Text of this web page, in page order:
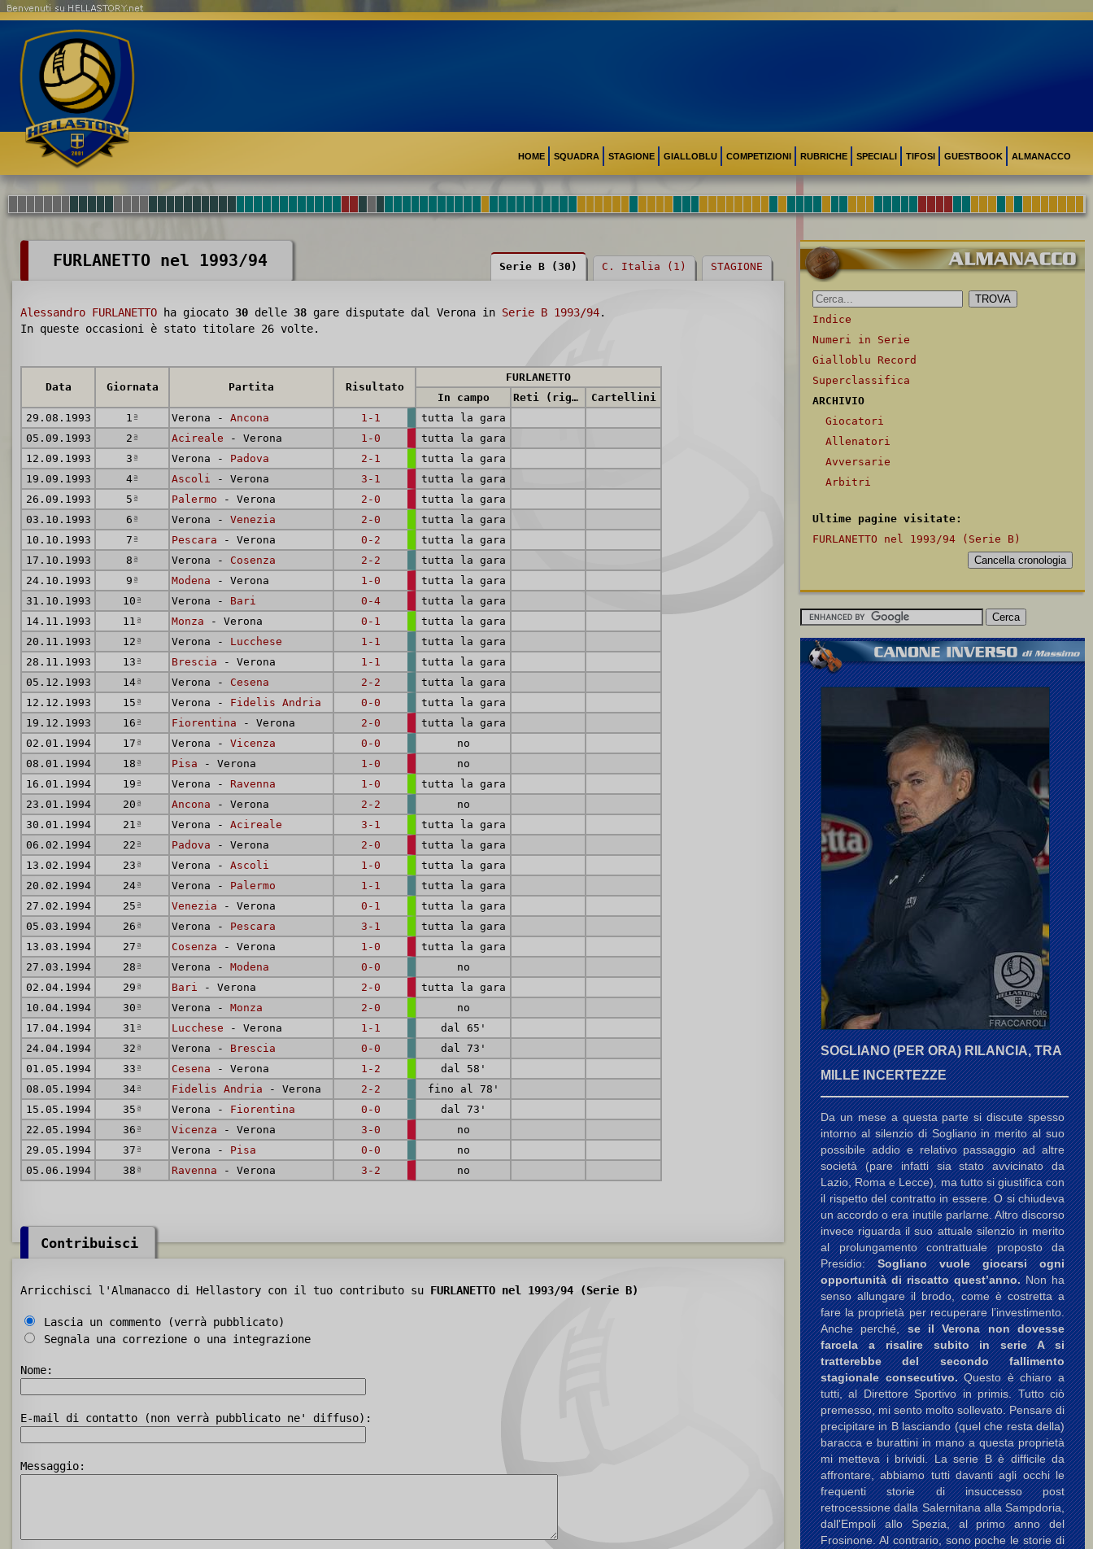
HOME SQUADRA STAGIONE GIALLOBLU COMPETIZIONI RUBRICHE SPECIALI TIFOSI GUESTBOOK ALMANACCO
Benvenuti su HELLASTORY.net
FURLANETTO nel 1993/94 Serie B (30) C. Italia (1) STAGIONE
Alessandro FURLANETTO ha giocato 30 delle 38 gare disputate dal Verona in Serie B 1993/94.
In queste occasioni è stato titolare 26 volte.
Data Giornata Partita Risultato
FURLANETTO
In campo
Reti (rig.)
Cartellini
29.08.1993
1 ª Verona - Ancona 1-1
tutta la gara
05.09.1993
2 ª Acireale - Verona 1-0
tutta la gara
12.09.1993
3 ª Verona - Padova 2-1
tutta la gara
19.09.1993
4ª Ascoli - Verona 3-1
tutta la gara
26.09.1993
5 ª Palermo - Verona 2-0
tutta la gara
03.10.1993
6 ª Verona - Venezia 2-0
tutta la gara
10.10.1993
7 ª Pescara - Verona 0-2
tutta la gara
17.10.1993
8 ª Verona - Cosenza 2-2
tutta la gara
24.10.1993
9 ª Modena - Verona 1-0
tutta la gara
31.10.1993
10 ª Verona - Bari 0-4
tutta la gara
14.11.1993
11 ª Monza - Verona 0-1
tutta la gara
20.11.1993
12 ª Verona - Lucchese 1-1
tutta la gara
28.11.1993
13 ª Brescia - Verona 1-1
tutta la gara
05.12.1993
14ª Verona - Cesena 2-2
tutta la gara
12.12.1993
15 ª Verona - Fidelis Andria 0-0
tutta la gara
19.12.1993
16 ª Fiorentina - Verona 2-0
tutta la gara
02.01.1994
17 ª Verona - Vicenza 0-0
no
08.01.1994
18 ª Pisa - Verona 1-0
no
16.01.1994
19 ª Verona - Ravenna 1-0
tutta la gara
23.01.1994
20 ª Ancona - Verona 2-2
no
30.01.1994
21 ª Verona - Acireale 3-1
tutta la gara
06.02.1994
22 ª Padova - Verona 2-0
tutta la gara
13.02.1994
23 ª Verona - Ascoli 1-0
tutta la gara
20.02.1994
24ª Verona - Palermo 1-1
tutta la gara
27.02.1994
25 ª Venezia - Verona 0-1
tutta la gara
05.03.1994
26 ª Verona - Pescara 3-1
tutta la gara
13.03.1994
27 ª Cosenza - Verona 1-0
tutta la gara
27.03.1994
28 ª Verona - Modena 0-0
no
02.04.1994
29 ª Bari - Verona 2-0
tutta la gara
10.04.1994
30 ª Verona - Monza 2-0
no
17.04.1994
31 ª Lucchese - Verona 1-1
dal 65'
24.04.1994
32 ª Verona - Brescia 0-0
dal 73'
01.05.1994
33 ª Cesena - Verona 1-2
dal 58'
08.05.1994
34ª Fidelis Andria - Verona 2-2
fino al 78'
15.05.1994
35 ª Verona - Fiorentina 0-0
dal 73'
22.05.1994
36 ª Vicenza - Verona 3-0
no
29.05.1994
37 ª Verona - Pisa 0-0
no
05.06.1994
38 ª Ravenna - Verona 3-2 no
Contribuisci
Arricchisci l'Almanacco di Hellastory con il tuo contributo su FURLANETTO nel 1993/94 (Serie B)
Lascia un commento (verrà pubblicato)
Segnala una correzione o una integrazione
Nome:
E-mail di contatto (non verrà pubblicato ne' diffuso):
Messaggio:
Indice
Numeri in Serie
Gialloblu Record
Superclassifica
ARCHIVIO
Giocatori
Allenatori
Avversarie
Arbitri
Ultime pagine visitate:
FURLANETTO nel 1993/94 (Serie B)
SOGLIANO (PER ORA) RILANCIA, TRA
MILLE INCERTEZZE
Da un mese a questa parte si discute spesso
intorno al silenzio di Sogliano in merito al suo
possibile addio e relativo passaggio ad altre
società (pare infatti sia stato avvicinato da
Lazio, Roma e Lecce), ma tutto si giustifica con
il rispetto del contratto in essere. O si chiudeva
un accordo o era inutile parlarne. Altro discorso
invece riguarda il suo attuale silenzio in merito
al prolungamento contrattuale proposto da
Presidio:Sogliano vuole giocarsi ogni
opportunità di riscatto quest’anno.Non ha
senso allungare il brodo, come è costretta a
fare la proprietà per recuperare l’investimento.
Anche perché,se il Verona non dovesse
farcela a risalire subito in serie A si
tratterebbe del secondo fallimento
stagionale consecutivo.Questo è chiaro a
tutti, al Direttore Sportivo in primis. Tutto ciò
premesso, mi sento molto sollevato. Pensare di
precipitare in B lasciando (quel che resta della)
baracca e burattini in mano a questa proprietà
mi metteva i brividi. La serie B è difficile da
affrontare, abbiamo tutti davanti agli occhi le
frequenti storie di insuccesso post
retrocessione dalla Salernitana alla Sampdoria,
dall'Empoli allo Spezia, al primo anno del
Frosinone. Al contrario, sono poche le storie di